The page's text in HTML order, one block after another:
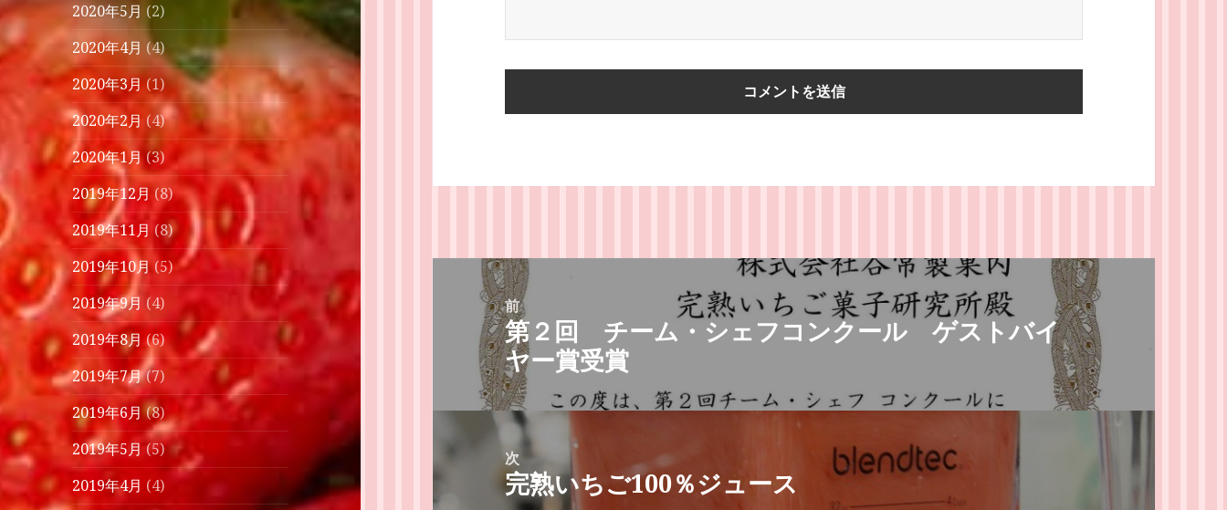
2020年5月 (2)
2020年4月 (4)
2020年3月(1)
2020年2月 (4)
2020年1月 (3)
2019年12月 (8)
2019年11月 (8)
2019年10月(5)
2019年9月 (4)
2019年8月 (6)
2019年7月(7)
2019年6月(8)
2019年5月 (5)
2019年4月 (4)
ー
シ
ョ
ン
前
前
の
投
稿:
第２回 チーム・シェフコンクール ゲストバイ
ヤー賞受賞
次
次
完熟いちご100％ジュース